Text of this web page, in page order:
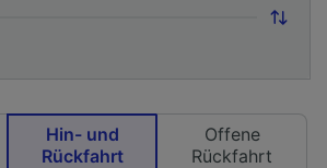
Hin- und
Rückfahrt
Offene
Rückfahrt